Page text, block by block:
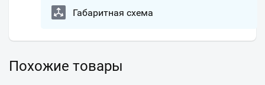
Габаритная схема
Похожие товары